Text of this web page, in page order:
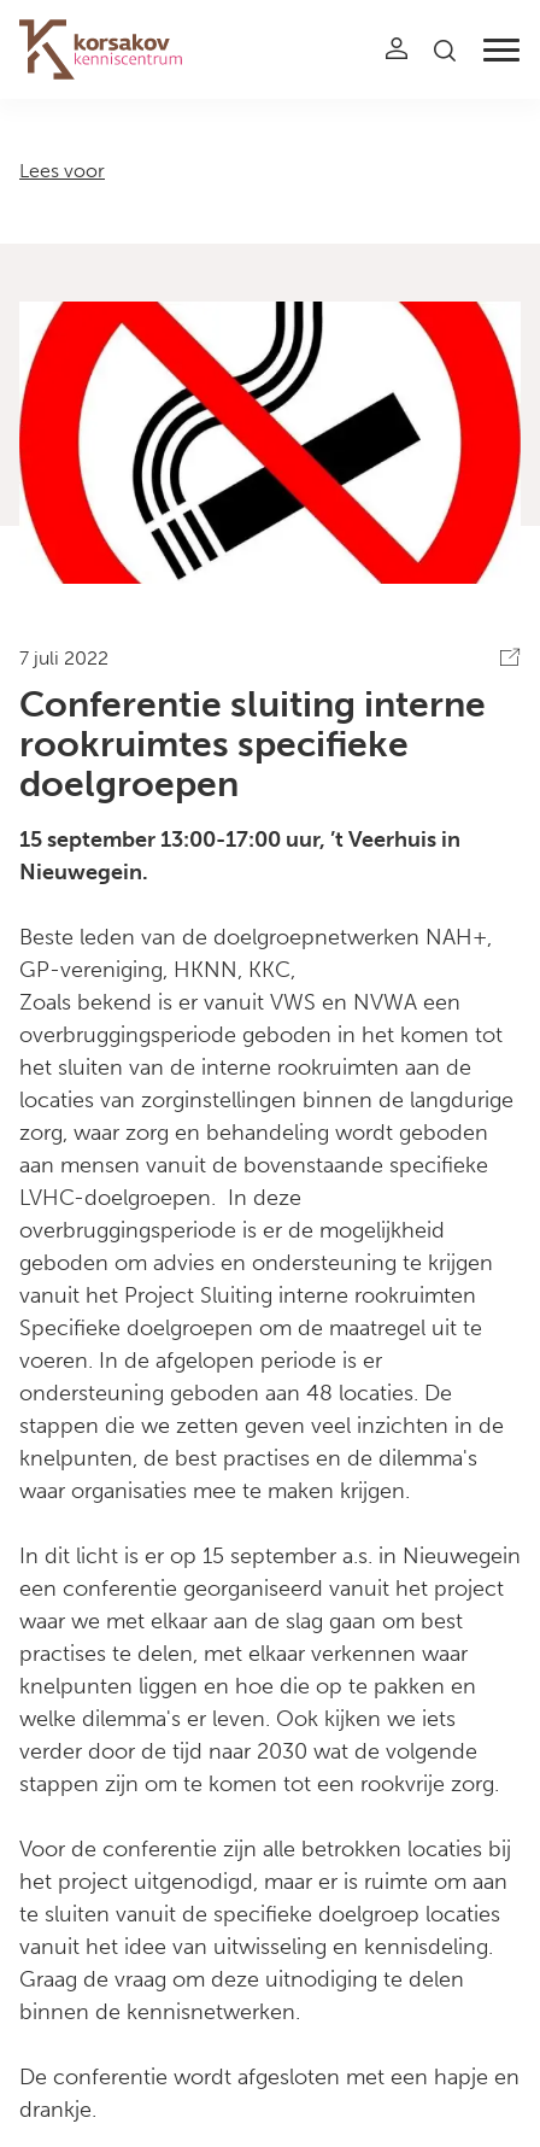
Navigation
Lees voor
7 juli 2022
Conferentie sluiting interne
rookruimtes specifieke
doelgroepen
15 september 13:00-17:00 uur, ’t Veerhuis in
Nieuwegein.
Beste leden van de doelgroepnetwerken NAH+,
GP-vereniging, HKNN, KKC,
Zoals bekend is er vanuit VWS en NVWA een
overbruggingsperiode geboden in het komen tot
het sluiten van de interne rookruimten aan de
locaties van zorginstellingen binnen de langdurige
zorg, waar zorg en behandeling wordt geboden
aan mensen vanuit de bovenstaande specifieke
LVHC-doelgroepen. In deze
overbruggingsperiode is er de mogelijkheid
geboden om advies en ondersteuning te krijgen
vanuit het Project Sluiting interne rookruimten
Specifieke doelgroepen om de maatregel uit te
voeren. In de afgelopen periode is er
ondersteuning geboden aan 48 locaties. De
stappen die we zetten geven veel inzichten in de
knelpunten, de best practises en de dilemma's
waar organisaties mee te maken krijgen.
In dit licht is er op 15 september a.s. in Nieuwegein
een conferentie georganiseerd vanuit het project
waar we met elkaar aan de slag gaan om best
practises te delen, met elkaar verkennen waar
knelpunten liggen en hoe die op te pakken en
welke dilemma's er leven. Ook kijken we iets
verder door de tijd naar 2030 wat de volgende
stappen zijn om te komen tot een rookvrije zorg.
Voor de conferentie zijn alle betrokken locaties bij
het project uitgenodigd, maar er is ruimte om aan
te sluiten vanuit de specifieke doelgroep locaties
vanuit het idee van uitwisseling en kennisdeling.
Graag de vraag om deze uitnodiging te delen
binnen de kennisnetwerken.
De conferentie wordt afgesloten met een hapje en
drankje.